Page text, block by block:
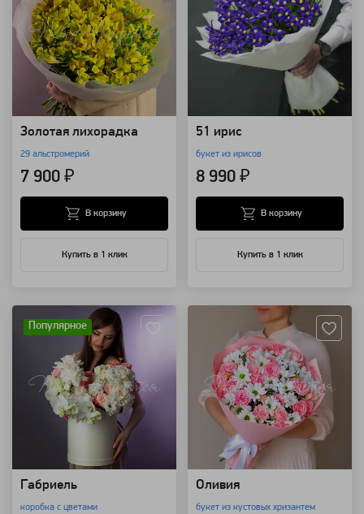
Золотая лихорадка
29 альстромерий
7 900 ₽
Купить в 1 клик
В корзину
51 ирис
букет из ирисов
8 990 ₽
Купить в 1 клик
В корзину
Популярное
Габриель
коробка с цветами
Оливия
букет из кустовых хризантем